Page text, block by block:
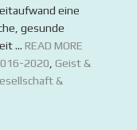
eine
gesunde
... READ MORE
2020 Geist &
&